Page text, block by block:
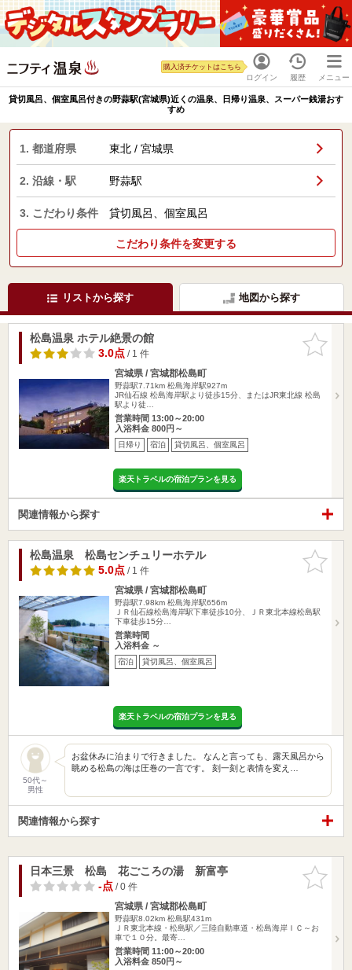
ログイン
購入済チケットはこちら
履歴 メニュー
貸切風呂、個室風呂付きの野蒜駅(宮城県)近くの温泉、日帰り温泉、スーパー銭湯おす
すめ
1. 都道府県 東北 / 宮城県
2. 沿線・駅 野蒜駅
3. こだわり条件 貸切風呂、個室風呂
こだわり条件を変更する
リストから探す 地図から探す
お気に入
りに追加
松島温泉 ホテル絶景の館
3.0点/ 1 件
宮城県 / 宮城郡松島町
野蒜駅7.71km 松島海岸駅927m
JR仙石線 松島海岸駅より徒歩15分、またはJR東北線 松島
駅より徒…
営業時間 13:00～20:00
入浴料金 800円～
日帰り 宿泊 貸切風呂、個室風呂
楽天トラベルの宿泊プランを見る
関連情報から探す
お気に入
りに追加
松島温泉 松島センチュリーホテル
5.0点/ 1 件
宮城県 / 宮城郡松島町
野蒜駅7.98km 松島海岸駅656m
ＪＲ仙石線松島海岸駅下車徒歩10分、ＪＲ東北本線松島駅
下車徒歩15分…
営業時間
入浴料金 ～
宿泊 貸切風呂、個室風呂
楽天トラベルの宿泊プランを見る
50代～
男性
​お盆休みに泊まりで行きました。 なんと言っても、露天風呂から
眺める松島の海は圧巻の一言です。 刻一刻と表情を変え…
関連情報から探す
お気に入
りに追加
日本三景 松島 花ごころの湯 新富亭
-点/ 0 件
宮城県 / 宮城郡松島町
野蒜駅8.02km 松島駅431m
ＪＲ東北本線・松島駅／三陸自動車道・松島海岸ＩＣ～お
車で１０分。最寄…
営業時間 11:00～20:00
入浴料金 850円～